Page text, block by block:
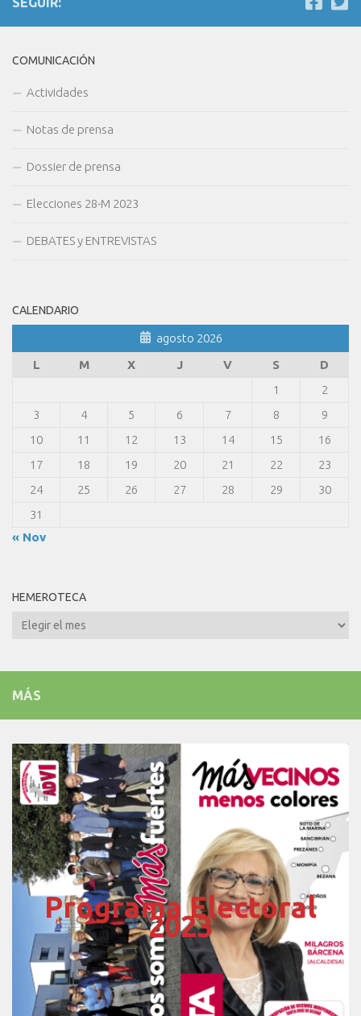
COMUNICACIÓN
Actividades
Notas de prensa
Dossier de prensa
Elecciones 28-M 2023
DEBATES y ENTREVISTAS
CALENDARIO
agosto 2026
L
M X J V S
D
1
2
3
4 5 6 7 8
9
10
11 12 13 14 15
16
17
18 19 20 21 22
23
24
25 26 27 28 29
30
31
« Nov
HEMEROTECA
Hemeroteca
MÁS
Programa Electoral
2023